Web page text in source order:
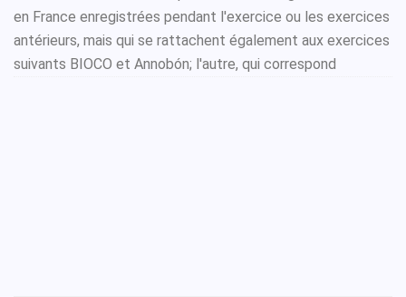
en France enregistrées pendant l'exercice ou les exercices
antérieurs, mais qui se rattachent également aux exercices
suivants BIOCO et Annobón; l'autre, qui correspond